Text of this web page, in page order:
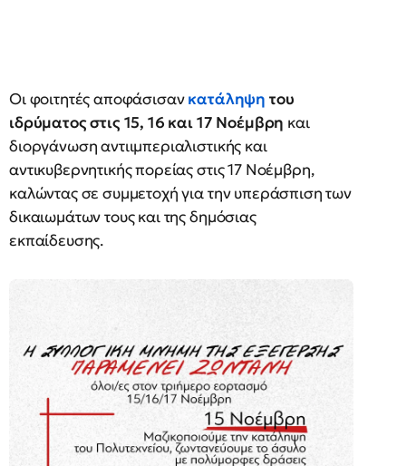
Οι φοιτητές αποφάσισανκατάληψη του
ιδρύματος στις 15, 16 και 17 Νοέμβρη και
διοργάνωση αντιιμπεριαλιστικής και
αντικυβερνητικής πορείας στις 17 Νοέμβρη,
καλώντας σε συμμετοχή για την υπεράσπιση των
δικαιωμάτων τους και της δημόσιας
εκπαίδευσης.